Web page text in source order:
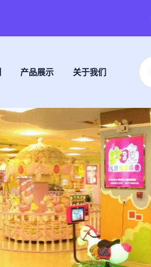
产品展示 关于我们